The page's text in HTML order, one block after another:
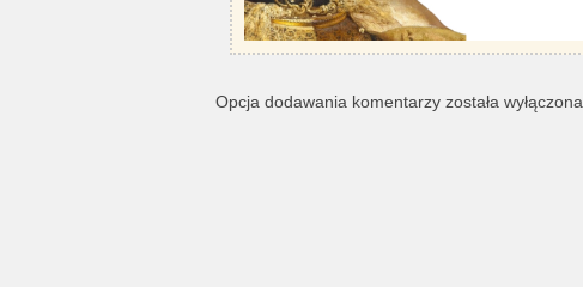
Opcja dodawania komentarzy została wyłączona.